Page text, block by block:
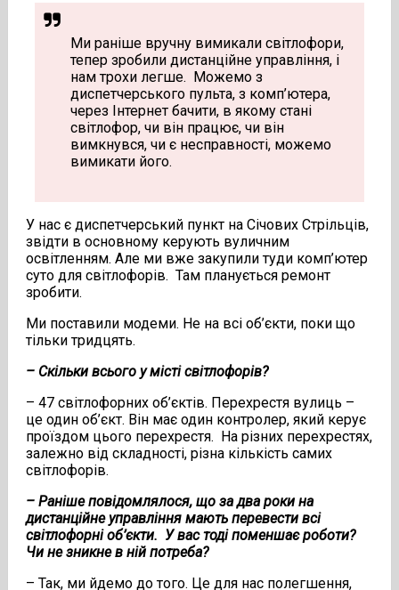
Ми раніше вручну вимикали світлофори,
тепер зробили дистанційне управління, і
нам трохи легше. Можемо з
диспетчерського пульта, з комп’ютера,
через Інтернет бачити, в якому стані
світлофор, чи він працює, чи він
вимкнувся, чи є несправності, можемо
вимикати його.
У нас є диспетчерський пункт на Січових Стрільців,
звідти в основному керують вуличним
освітленням. Але ми вже закупили туди комп’ютер
суто для світлофорів. Там планується ремонт
зробити.
Ми поставили модеми. Не на всі об’єкти, поки що
тільки тридцять.
– Скільки всього у місті світлофорів?
– 47 світлофорних об’єктів. Перехрестя вулиць –
це один об’єкт. Він має один контролер, який керує
проїздом цього перехрестя. На різних перехрестях,
залежно від складності, різна кількість самих
світлофорів.
– Раніше повідомлялося, що за два роки на
дистанційне управління мають перевести всі
світлофорні об’єкти. У вас тоді поменшає роботи?
Чи не зникне в ній потреба?
– Так, ми йдемо до того. Це для нас полегшення,